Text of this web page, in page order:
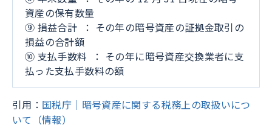
資産の保有数量
⑨ 損益合計 ： その年の暗号資産の証拠金取引の
損益の合計額
⑩ 支払手数料 ： その年に暗号資産交換業者に支
払った支払手数料の額
引用： 国税庁｜暗号資産に関する税務上の取扱いにつ
いて（情報）